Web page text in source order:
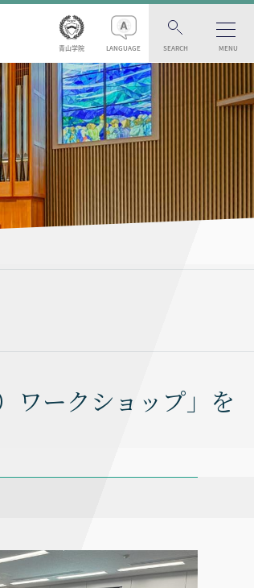
青山学院 LANGUAGE SEARCH MENU
ワークショップ」を